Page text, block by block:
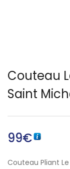
Couteau
Saint
99€
Couteau Pliant